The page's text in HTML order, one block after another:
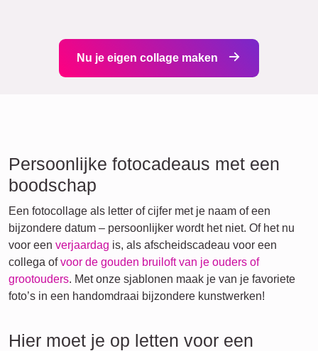
Nu je eigen collage maken
Persoonlijke fotocadeaus met een
boodschap
Een fotocollage als letter of cijfer met je naam of een
bijzondere datum – persoonlijker wordt het niet. Of het nu
voor een verjaardag is, als afscheidscadeau voor een
collega ofvoor de gouden bruiloft van je ouders of
grootouders. Met onze sjablonen maak je van je favoriete
foto’s in een handomdraai bijzondere kunstwerken!
Hier moet je op letten voor een